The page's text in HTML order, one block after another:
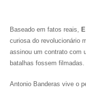
Baseado em fatos reais,
curiosa do revolucionário
assinou um contrato com
batalhas fossem filmadas.
Antonio Banderas vive o